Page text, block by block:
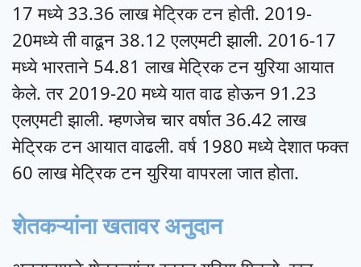
17 मध्ये 33.36 लाख मेट्रिक टन होती. 2019-
20मध्ये ती वाढून 38.12 एलएमटी झाली. 2016-17
मध्ये भारताने 54.81 लाख मेट्रिक टन युरिया आयात
केले. तर 2019-20 मध्ये यात वाढ होऊन 91.23
एलएमटी झाली. म्हणजेच चार वर्षात 36.42 लाख
मेट्रिक टन आयात वाढली. वर्ष 1980 मध्ये देशात फक्त
60 लाख मेट्रिक टन युरिया वापरला जात होता.
शेतकऱ्यांना खतावर अनुदान